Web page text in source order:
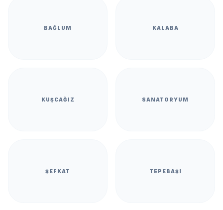
BAĞLUM KALABA
KUŞCAĞIZ SANATORYUM
ŞEFKAT TEPEBAŞI